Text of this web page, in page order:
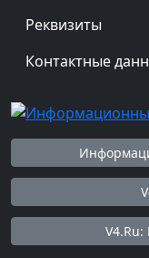
Реквизиты
Контактные